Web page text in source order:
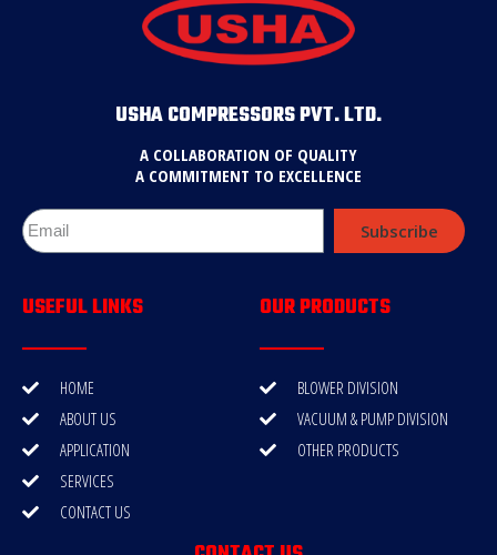
USHA COMPRESSORS PVT. LTD.
A COLLABORATION OF QUALITY
A COMMITMENT TO EXCELLENCE
Subscribe
USEFUL LINKS
HOME
ABOUT US
APPLICATION
SERVICES
CONTACT US
OUR PRODUCTS
BLOWER DIVISION
VACUUM & PUMP DIVISION
OTHER PRODUCTS